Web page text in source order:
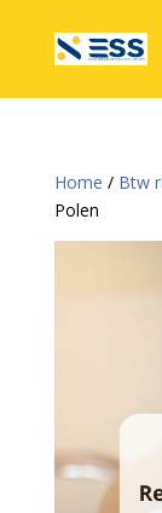
Home / Btw
Polen